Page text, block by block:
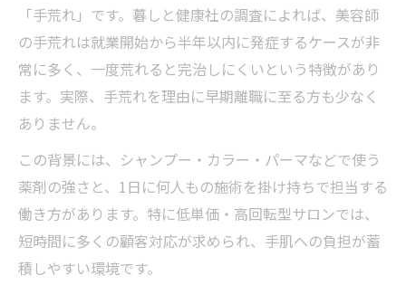
「手荒れ」です。暮しと健康社の調査によれば、美容師
の手荒れは就業開始から半年以内に発症するケースが非
常に多く、一度荒れると完治しにくいという特徴があり
ます。実際、手荒れを理由に早期離職に至る方も少なく
ありません。
この背景には、シャンプー・カラー・パーマなどで使う
薬剤の強さと、1日に何人もの施術を掛け持ちで担当する
働き方があります。特に低単価・高回転型サロンでは、
短時間に多くの顧客対応が求められ、手肌への負担が蓄
積しやすい環境です。